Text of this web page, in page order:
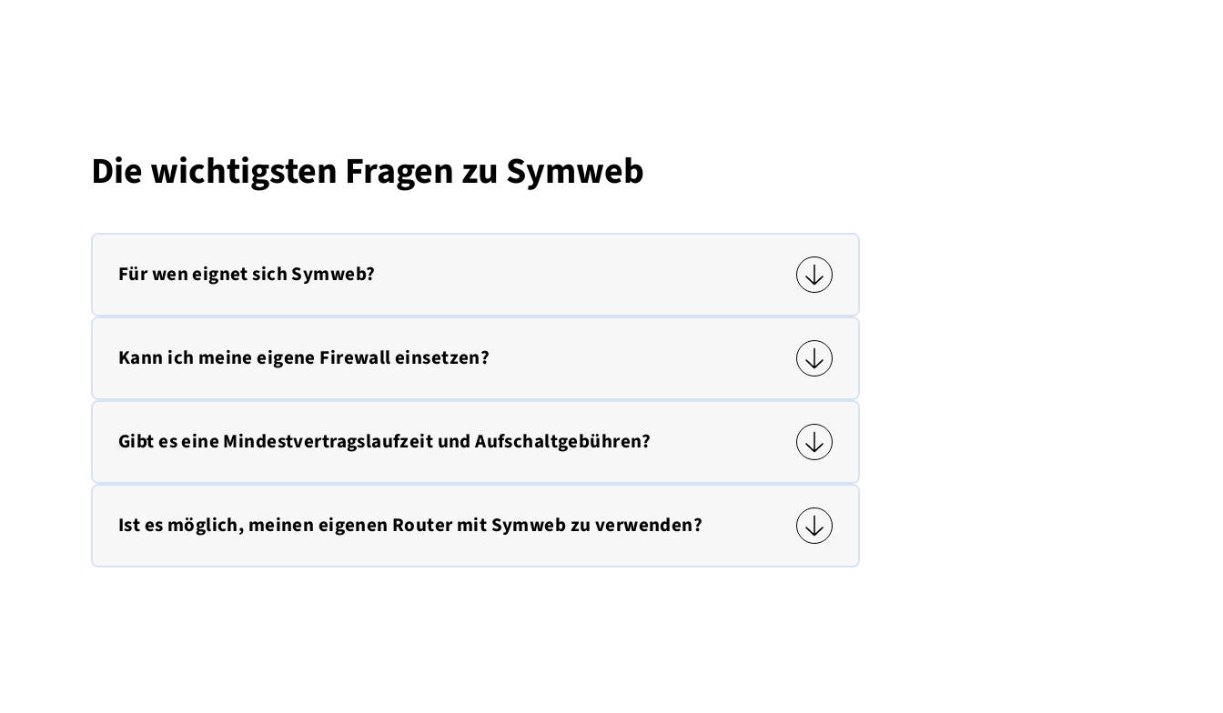
Die wichtigsten Fragen zu Symweb
Für wen eignet sich Symweb?
Kann ich meine eigene Firewall einsetzen?
Gibt es eine Mindestvertragslaufzeit und Aufschaltgebühren?
Ist es möglich, meinen eigenen Router mit Symweb zu verwenden?